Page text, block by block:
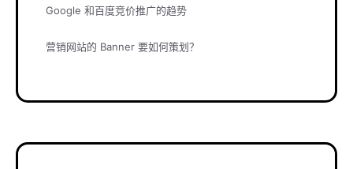
Google 和百度竞价推广的趋势
营销网站的 Banner 要如何策划？